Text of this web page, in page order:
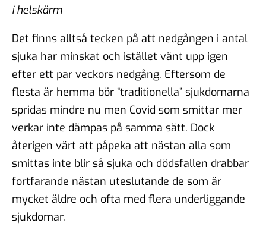
i helskärm
Det finns alltså tecken på att nedgången i antal
sjuka har minskat och istället vänt upp igen
efter ett par veckors nedgång. Eftersom de
flesta är hemma bör ”traditionella” sjukdomarna
spridas mindre nu men Covid som smittar mer
verkar inte dämpas på samma sätt. Dock
återigen värt att påpeka att nästan alla som
smittas inte blir så sjuka och dödsfallen drabbar
fortfarande nästan uteslutande de som är
mycket äldre och ofta med flera underliggande
sjukdomar.